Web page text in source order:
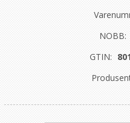
NOBB:
GTIN: